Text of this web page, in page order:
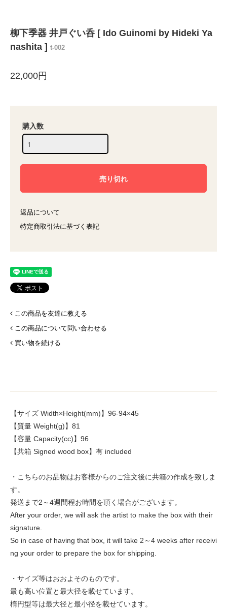
柳下季器 井戸ぐい呑 [ Ido Guinomi by Hideki Ya
nashita ] t-002
22,000円
購入数
返品について
特定商取引法に基づく表記
この商品を友達に教える
この商品について問い合わせる
買い物を続ける
【サイズ Width×Height(mm)】96-94×45
【質量 Weight(g)】81
【容量 Capacity(cc)】96
【共箱 Signed wood box】有 included
・こちらのお品物はお客様からのご注文後に共箱の作成を致しま
す。
発送まで2～4週間程お時間を頂く場合がございます。
After your order, we will ask the artist to make the box with their
signature.
So in case of having that box, it will take 2～4 weeks after receivi
ng your order to prepare the box for shipping.
・サイズ等はおおよそのものです。
最も高い位置と最大径を載せています。
楕円型等は最大径と最小径を載せています。